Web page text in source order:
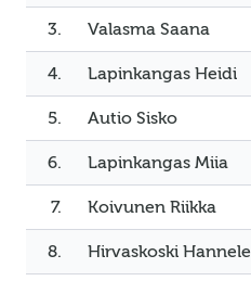
3. Valasma Saana
4. Lapinkangas Heidi
5. Autio Sisko
6. Lapinkangas Miia
7. Koivunen Riikka
8. Hirvaskoski Hannele